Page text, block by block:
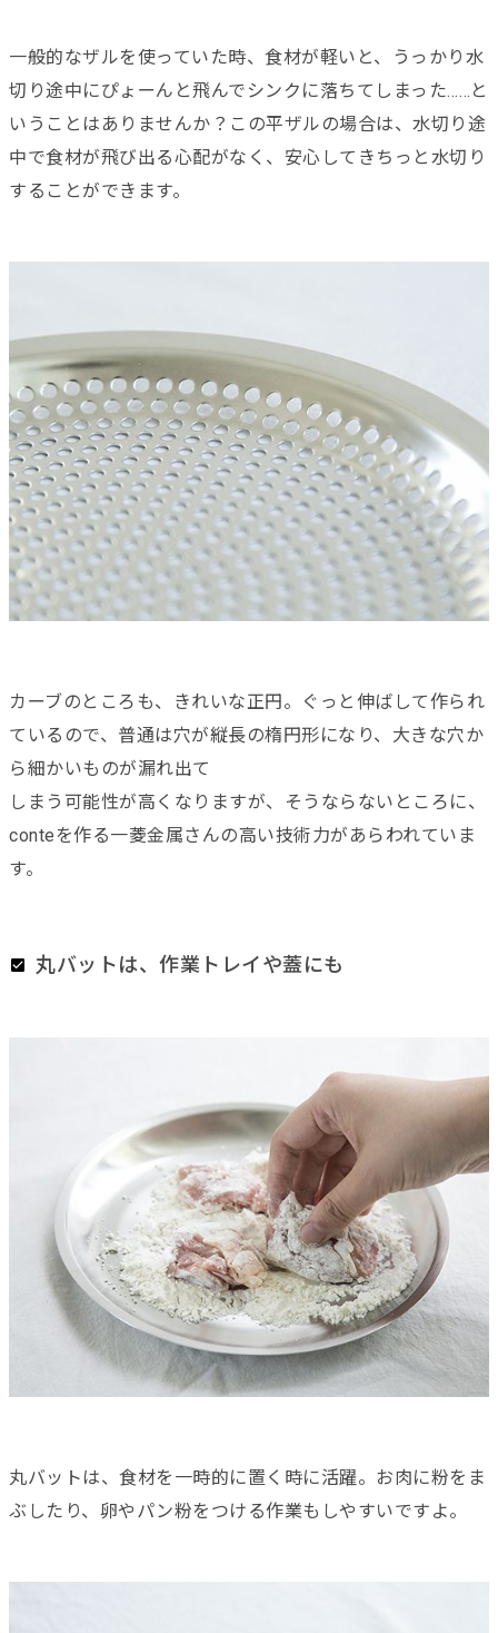
一般的なザルを使っていた時、食材が軽いと、うっかり水
切り途中にぴょーんと飛んでシンクに落ちてしまった……と
いうことはありませんか？この平ザルの場合は、水切り途
中で食材が飛び出る心配がなく、安心してきちっと水切り
することができます。
カーブのところも、きれいな正円。ぐっと伸ばして作られ
ているので、普通は穴が縦長の楕円形になり、大きな穴か
ら細かいものが漏れ出て
しまう可能性が高くなりますが、そうならないところに、
conteを作る一菱金属さんの高い技術力があらわれていま
す。
丸バットは、作業トレイや蓋にも
丸バットは、食材を一時的に置く時に活躍。お肉に粉をま
ぶしたり、卵やパン粉をつける作業もしやすいですよ。